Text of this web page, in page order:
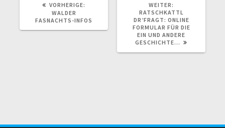
VORHERIGE:
WALDER
FASNACHTS-INFOS
WEITER:
BEITRAG:
RATSCHKATTL
DR’FRAGT: ONLINE
FORMULAR FÜR DIE
EIN UND ANDERE
GESCHICHTE…